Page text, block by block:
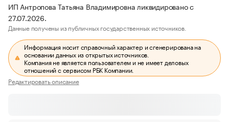
ИП Антропова Татьяна Владимировна ликвидировано с
27.07.2026.
Данные получены из публичных государственных источников.
Информация носит справочный характер и сгенерирована на
основании данных из открытых источников.
Компания не является пользователем и не имеет деловых
отношений с сервисом РБК Компании.
Редактировать описание